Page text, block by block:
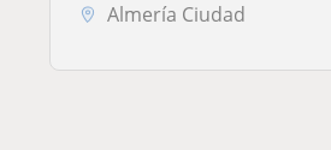
Almería Ciudad